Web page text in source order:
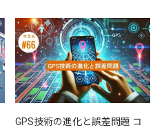
GPS技術の進化と誤差問題 コ